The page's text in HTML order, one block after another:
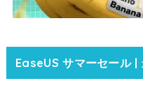
EaseUS サマーセール |